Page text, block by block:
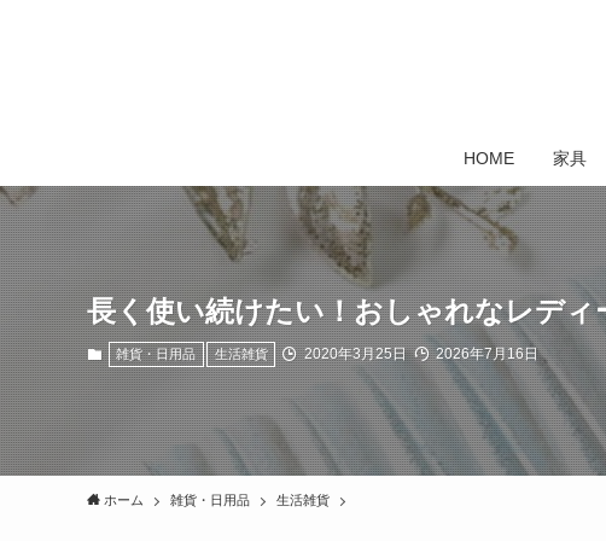
HOME 家具
長く使い続けたい！おしゃれなレデ
雑貨・日用品 生活雑貨 2020年3月25日 2026年7月16日
ホーム 雑貨・日用品 生活雑貨